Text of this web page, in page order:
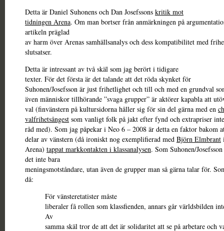
Detta är Daniel Suhonens och Dan Josefssons kritik mot
tidningen Arena. Om man bortser från anmärkningen på
artikeln präglad
av harm över Arenas samhällsanalys och dess kompatibilitet med
slutsatser.
Detta är intressant av två skäl som jag berört i tidigare
texter. För det första är det talande att det röda skynket för
Suhonen/Josefsson är just frihetlighet och till och med en grundval
även människor tillhörande ”svaga grupper” är aktörer kapabla att
val (finvänstern på kultursidorna håller sig för sin del gärna med en
valfrihetsångest som vanligt folk på jakt efter fynd och extrapriser
råd med). Som jag påpekar i Neo 6 – 2008 är detta en faktor bakom
delar av vänstern (då ironiskt nog exemplifierad med Björn Elmbrant
Arena) tappat markkontakten i klassanalysen. Som Suhonen/
det inte bara
meningsmotståndare, utan även de grupper man så gärna talar för.
då:
För vänsteretatister måste
liberaler få rollen som klassfienden, annars går världsbilden
Av
samma skäl tror de att det är solidaritet att se på arbetare och